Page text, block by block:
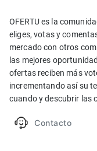
OFERTU es la
eliges, votas y
mercado con otros
las mejores
ofertas reciben más
incrementando así su
cuando y descubrir las
Contacto